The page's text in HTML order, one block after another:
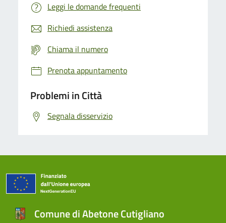
Leggi le domande frequenti
Richiedi assistenza
Chiama il numero
Prenota appuntamento
Problemi in Città
Segnala disservizio
Comune di Abetone Cutigliano